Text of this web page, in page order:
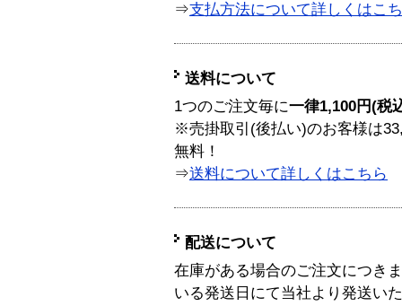
⇒支払方法について詳しくはこ
送料について
1つのご注文毎に一律1,100円(税
※売掛取引(後払い)のお客様は
無料！
⇒送料について詳しくはこちら
配送について
在庫がある場合のご注文につき
いる発送日にて当社より発送い